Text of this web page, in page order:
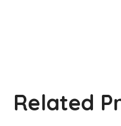
Related